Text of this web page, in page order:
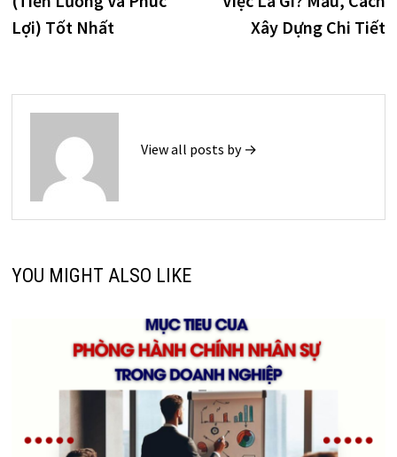
bài
Lợi) Tốt Nhất
Xây Dựng Chi Tiết
View all posts by →
YOU MIGHT ALSO LIKE